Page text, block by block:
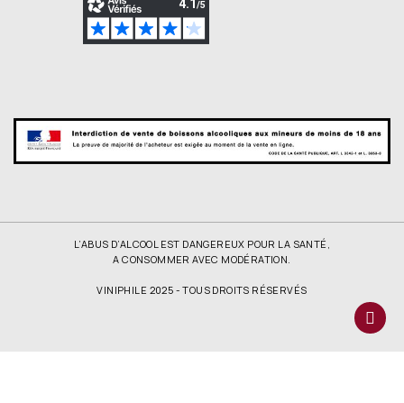
L’ABUS D’ALCOOL EST DANGEREUX POUR LA SANTÉ,
A CONSOMMER AVEC MODÉRATION.
VINIPHILE 2025 - TOUS DROITS RÉSERVÉS